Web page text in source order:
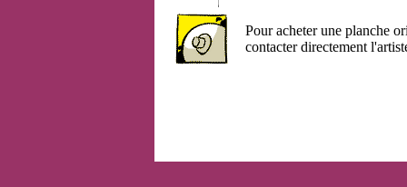
Pour acheter une planche
contacter directement